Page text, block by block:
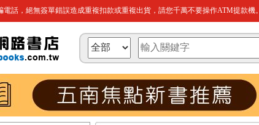
話，絕無簽單錯誤造成重複扣款或重複出貨，請您千萬不要操作ATM提款機。